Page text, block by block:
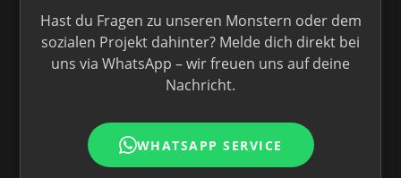
Hast du Fragen zu unseren Monstern oder dem
sozialen Projekt dahinter? Melde dich direkt bei
uns via WhatsApp – wir freuen uns auf deine
Nachricht.
WHATSAPP SERVICE